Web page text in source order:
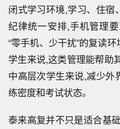
闭式学习环境,学习、住宿
纪律统一安排,手机管理
“零手机、少干扰”的复读
学生来说,这类管理能帮助
中高层次学生来说,减少外
练密度和考试状态。
泰来高复并不只是适合基